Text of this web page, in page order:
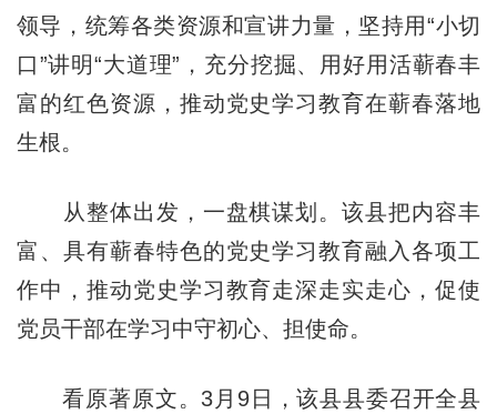
领导，统筹各类资源和宣讲力量，坚持用“小切
口”讲明“大道理”，充分挖掘、用好用活蕲春丰
富的红色资源，推动党史学习教育在蕲春落地
生根。
从整体出发，一盘棋谋划。该县把内容丰
富、具有蕲春特色的党史学习教育融入各项工
作中，推动党史学习教育走深走实走心，促使
党员干部在学习中守初心、担使命。
看原著原文。3月9日，该县县委召开全县